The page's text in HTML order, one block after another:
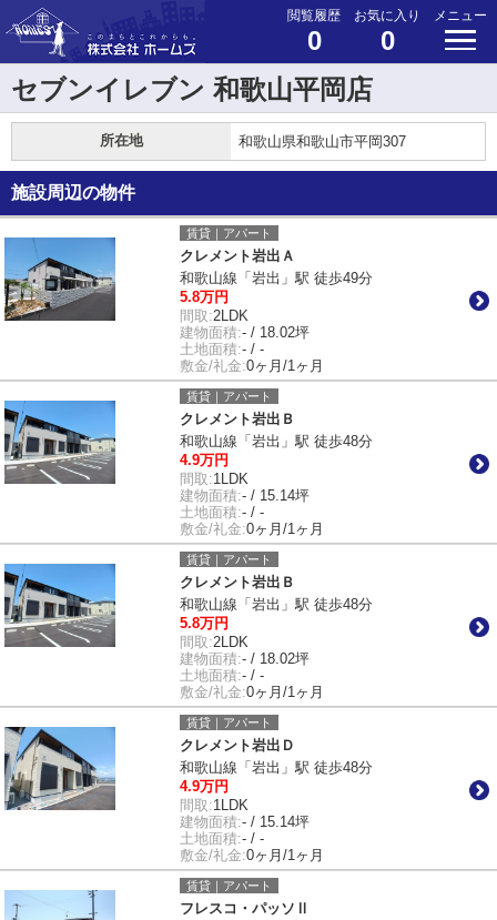
閲覧履歴
0
お気に入り
0
メニュー
セブンイレブン 和歌山平岡店
所在地 和歌山県和歌山市平岡307
施設周辺の物件
賃貸｜アパート
クレメント岩出Ａ
和歌山線「岩出」駅 徒歩49分
5.8万円
間取:2LDK
建物面積:- / 18.02坪
土地面積:- / -
敷金/礼金:0ヶ月/1ヶ月
賃貸｜アパート
クレメント岩出Ｂ
和歌山線「岩出」駅 徒歩48分
4.9万円
間取:1LDK
建物面積:- / 15.14坪
土地面積:- / -
敷金/礼金:0ヶ月/1ヶ月
賃貸｜アパート
クレメント岩出Ｂ
和歌山線「岩出」駅 徒歩48分
5.8万円
間取:2LDK
建物面積:- / 18.02坪
土地面積:- / -
敷金/礼金:0ヶ月/1ヶ月
賃貸｜アパート
クレメント岩出Ｄ
和歌山線「岩出」駅 徒歩48分
4.9万円
間取:1LDK
建物面積:- / 15.14坪
土地面積:- / -
敷金/礼金:0ヶ月/1ヶ月
賃貸｜アパート
フレスコ・パッソⅡ